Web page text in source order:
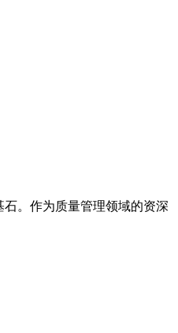
。作为质量管理领域的资深